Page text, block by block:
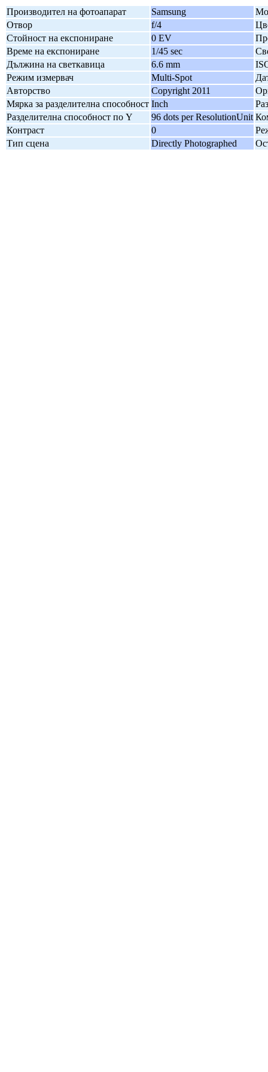
Производител на фотоапарат Samsung
Отвор
f/4
Стойност на експониране
0 EV
Време на експониране
1/45 sec
Дължина на светкавица
6.6 mm
Режим измервач
Multi-Spot
Авторство
Copyright 2011
Мярка за разделителна способност Inch
Разделителна способност по Y
96 dots per ResolutionUnit
Контраст
0
Тип сцена
Directly Photographed